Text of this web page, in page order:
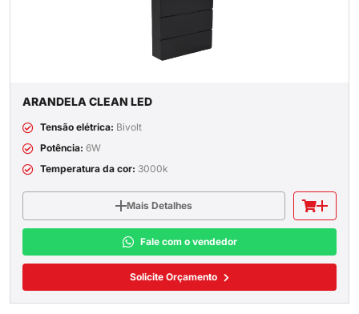
ARANDELA CLEAN LED
Tensão elétrica: Bivolt
Potência: 6W
Temperatura da cor: 3000k
Mais Detalhes
Fale com o vendedor
Solicite Orçamento